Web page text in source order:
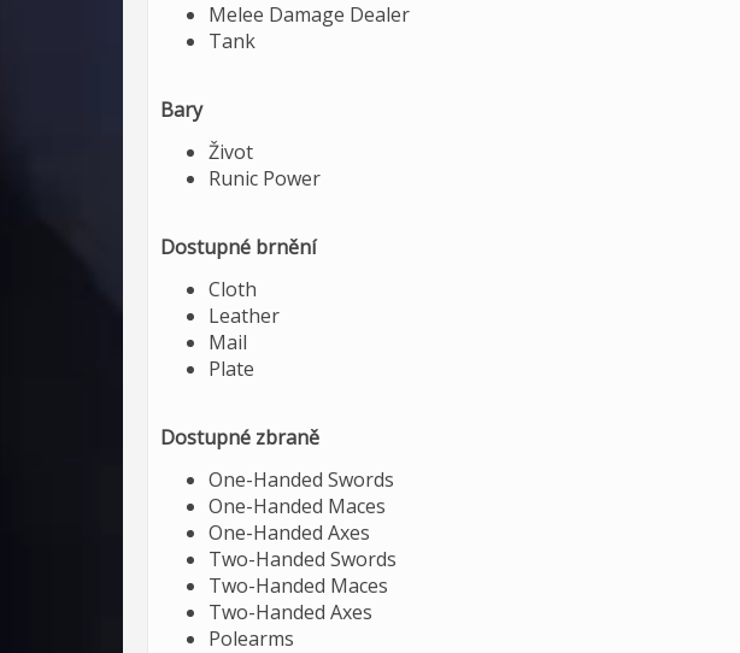
Melee Damage Dealer
Tank
Bary
Život
Runic Power
Dostupné brnění
Cloth
Leather
Mail
Plate
Dostupné zbraně
One-Handed Swords
One-Handed Maces
One-Handed Axes
Two-Handed Swords
Two-Handed Maces
Two-Handed Axes
Polearms